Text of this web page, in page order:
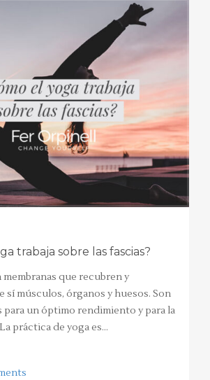
trabaja sobre las fascias?
membranas que recubren y
sí músculos, órganos y huesos. Son
para un óptimo rendimiento y para la
práctica de yoga es…